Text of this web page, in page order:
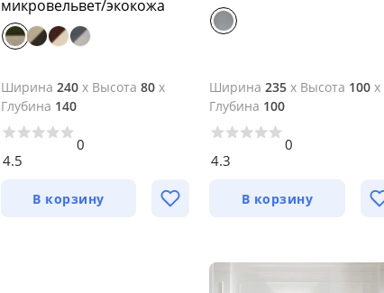
микровельвет/экокожа
Ширина 240x Высота 80x
Глубина 140
4.5
0
В корзину
Ширина 235 x Высота 100 x
Глубина 100
4.3
0
В корзину